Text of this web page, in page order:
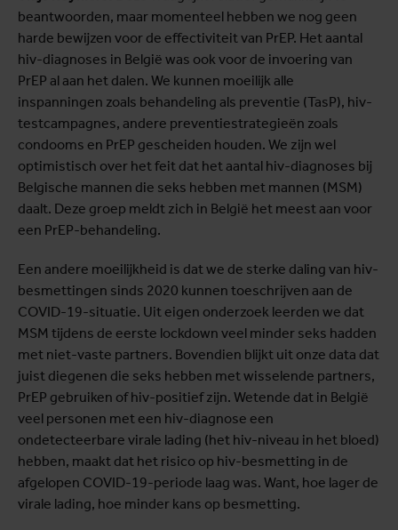
beantwoorden, maar momenteel hebben we nog geen
harde bewijzen voor de effectiviteit van PrEP. Het aantal
hiv-diagnoses in België was ook voor de invoering van
PrEP al aan het dalen. We kunnen moeilijk alle
inspanningen zoals behandeling als preventie (TasP), hiv-
testcampagnes, andere preventiestrategieën zoals
condooms en PrEP gescheiden houden. We zijn wel
optimistisch over het feit dat het aantal hiv-diagnoses bij
Belgische mannen die seks hebben met mannen (MSM)
daalt. Deze groep meldt zich in België het meest aan voor
een PrEP-behandeling.
Een andere moeilijkheid is dat we de sterke daling van hiv-
besmettingen sinds 2020 kunnen toeschrijven aan de
COVID-19-situatie. Uit eigen onderzoek leerden we dat
MSM tijdens de eerste lockdown veel minder seks hadden
met niet-vaste partners. Bovendien blijkt uit onze data dat
juist diegenen die seks hebben met wisselende partners,
PrEP gebruiken of hiv-positief zijn. Wetende dat in België
veel personen met een hiv-diagnose een
ondetecteerbare virale lading (het hiv-niveau in het bloed)
hebben, maakt dat het risico op hiv-besmetting in de
afgelopen COVID-19-periode laag was. Want, hoe lager de
virale lading, hoe minder kans op besmetting.